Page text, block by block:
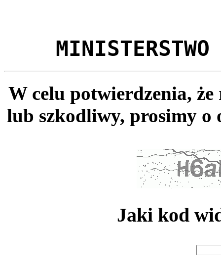
MINISTERSTWO
W celu potwierdzenia,
lub szkodliwy, prosimy o
Jaki kod